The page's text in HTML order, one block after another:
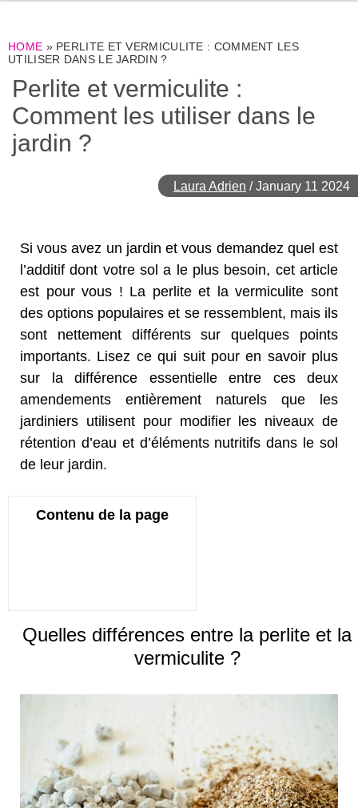
HOME » PERLITE ET VERMICULITE : COMMENT LES
UTILISER DANS LE JARDIN ?
Perlite et vermiculite :
Comment les utiliser dans le
jardin ?
Laura Adrien /January 11 2024
Si vous avez un jardin et vous demandez quel est
l’additif dont votre sol a le plus besoin, cet article
est pour vous ! La perlite et la vermiculite sont
des options populaires et se ressemblent, mais ils
sont nettement différents sur quelques points
importants. Lisez ce qui suit pour en savoir plus
sur la différence essentielle entre ces deux
amendements entièrement naturels que les
jardiniers utilisent pour modifier les niveaux de
rétention d’eau et d’éléments nutritifs dans le sol
de leur jardin.
Contenu de la page
Quelles différences entre la perlite et la
vermiculite ?